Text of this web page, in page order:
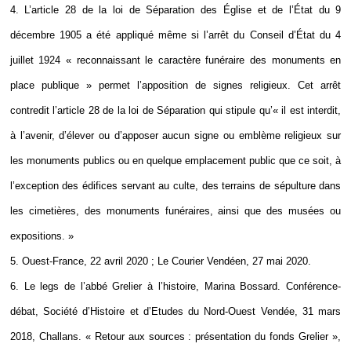
4. L’article 28 de la loi de Séparation des Église et de l’État du 9
décembre 1905 a été appliqué même si l’arrêt du Conseil d’État du 4
juillet 1924 « reconnaissant le caractère funéraire des monuments en
place publique » permet l’apposition de signes religieux. Cet arrêt
contredit l’article 28 de la loi de Séparation qui stipule qu’« il est interdit,
à l’avenir, d’élever ou d’apposer aucun signe ou emblème religieux sur
les monuments publics ou en quelque emplacement public que ce soit, à
l’exception des édifices servant au culte, des terrains de sépulture dans
les cimetières, des monuments funéraires, ainsi que des musées ou
expositions. »
5. Ouest-France, 22 avril 2020 ; Le Courier Vendéen, 27 mai 2020.
6. Le legs de l’abbé Grelier à l’histoire, Marina Bossard. Conférence-
débat, Société d’Histoire et d’Etudes du Nord-Ouest Vendée, 31 mars
2018, Challans. « Retour aux sources : présentation du fonds Grelier »,